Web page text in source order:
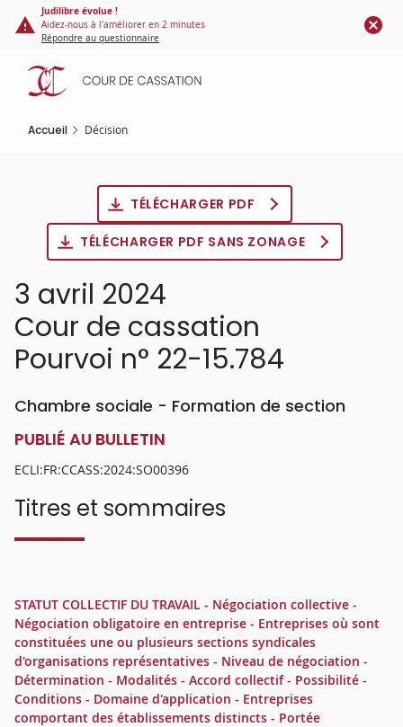
Panneau de gestion des cookies
contenu
principal
Judilibre évolue !
Aidez-nous à l'améliorer en 2 minutes
Répondre au questionnaire
Accueil Décision
TÉLÉCHARGER PDF
TÉLÉCHARGER PDF SANS ZONAGE
3 avril 2024
Cour de cassation
Pourvoi n° 22-15.784
Chambre sociale - Formation de section
PUBLIÉ AU BULLETIN
ECLI:FR:CCASS:2024:SO00396
Titres et sommaires
STATUT COLLECTIF DU TRAVAIL - Négociation collective -
Négociation obligatoire en entreprise - Entreprises où sont
constituées une ou plusieurs sections syndicales
d'organisations représentatives - Niveau de négociation -
Détermination - Modalités - Accord collectif - Possibilité -
Conditions - Domaine d'application - Entreprises
comportant des établissements distincts - Portée